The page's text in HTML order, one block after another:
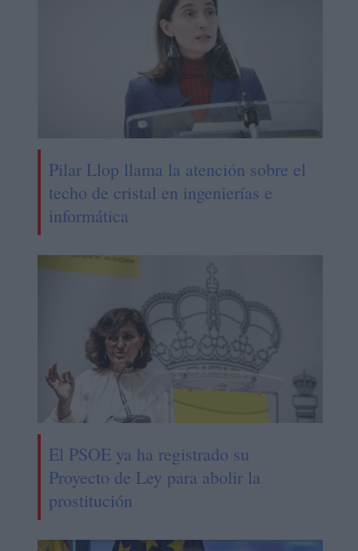
Pilar Llop llama la atención sobre el
techo de cristal en ingenierías e
informática
El PSOE ya ha registrado su
Proyecto de Ley para abolir la
prostitución